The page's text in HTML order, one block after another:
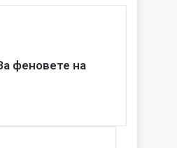
феновете на